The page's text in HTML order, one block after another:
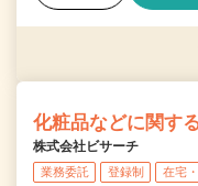
化粧品などに関す
株式会社ビサーチ
業務委託 登録制 在宅